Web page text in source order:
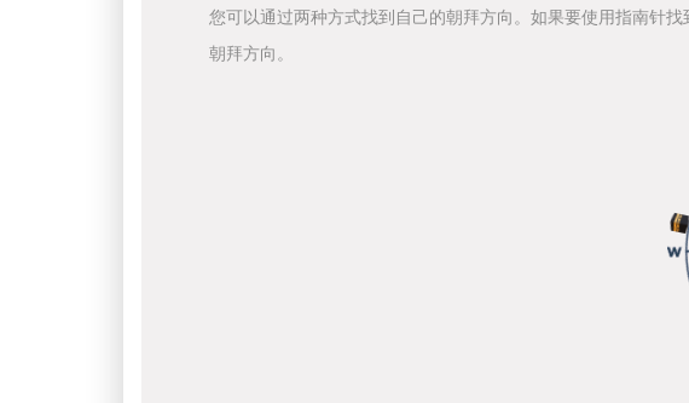
您可以通过两种方式找到自己的朝拜方向。如果要使用指南针
朝拜方向。